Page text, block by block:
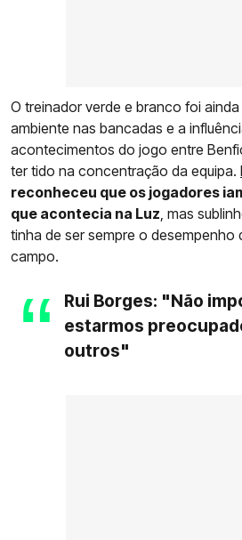
O treinador verde e branco foi
ambiente nas bancadas e a
acontecimentos do jogo entre
ter tido na concentração da equipa.
reconheceu que os jogadores
que acontecia na Luz, mas
tinha de ser sempre o desempenho
campo.
Rui Borges: "Não
estarmos
outros"